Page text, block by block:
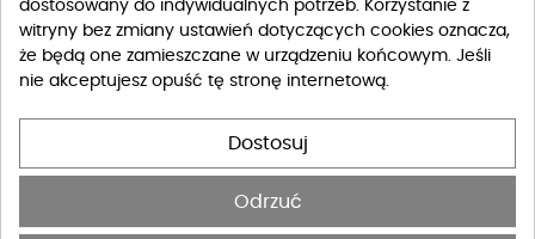
elementami garderoby, co czyni je praktycznym
wyborem na sezon wiosenno-letni.
Szorty damskie jeansowe -
fasony i długości
W ofercie sklepu 5th Avenue dostępne są różne spodenki
jeansowe damskie, które różnią się krojem, stanem i
długością nogawek:
dostosowany do indywidualnych potrzeb. Korzystanie z
witryny bez zmiany ustawień dotyczących cookies oznacza,
że będą one zamieszczane w urządzeniu końcowym. Jeśli
nie akceptujesz opuść tę stronę internetową.
Dostosuj
Odrzuć
FILTRUJ